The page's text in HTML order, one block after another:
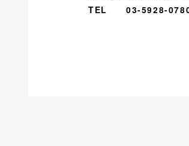
TEL 03-5928-